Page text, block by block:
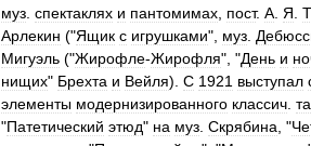
муз спектаклях и пантомимах пост. А Я
Арлекин ("Ящик с игрушками", муз
Мигуэль ("Жирофле-Жирофля", "День и
нищих" Брехта и Вейля). С 1921 выступал
элементы модернизированного классич
"Патетический этюд" на муз Скрябина , "